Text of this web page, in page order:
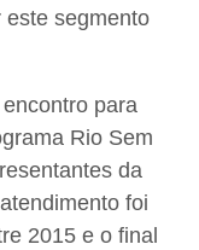
este segmento
para
Rio Sem
da
foi
2015 e o final